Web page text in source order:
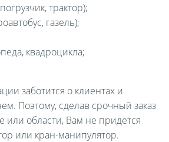
трактор);
газель);
квадроцикла;
заботится о клиентах и
Поэтому, сделав срочный заказ
или области, Вам не придется
или кран-манипулятор.